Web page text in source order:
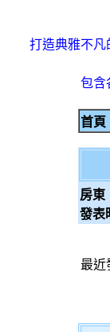
打造典雅不凡
包含
首頁
房東
發表
最近